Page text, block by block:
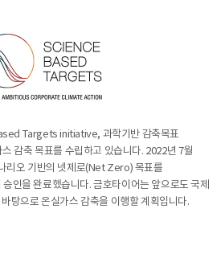
Targets initiative, 과학기반 감축목표
감축 목표를 수립하고 있습니다. 2022년 7월
리오 기반의 넷제로(Net Zero) 목표를
인을 완료했습니다. 금호타이어는 앞으로도 국제
탕으로 온실가스 감축을 이행할 계획입니다.